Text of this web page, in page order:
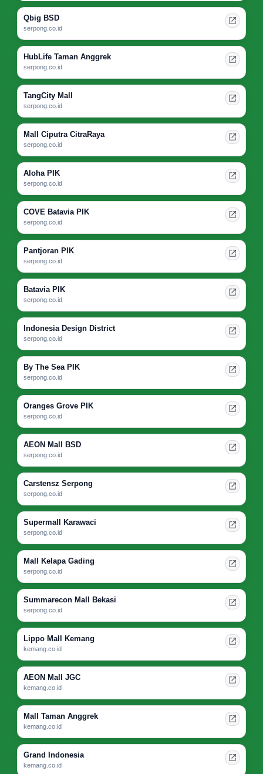
Qbig BSD
serpong.co.id
HubLife Taman Anggrek
serpong.co.id
TangCity Mall
serpong.co.id
Mall Ciputra CitraRaya
serpong.co.id
Aloha PIK
serpong.co.id
COVE Batavia PIK
serpong.co.id
Pantjoran PIK
serpong.co.id
Batavia PIK
serpong.co.id
Indonesia Design District
serpong.co.id
By The Sea PIK
serpong.co.id
Oranges Grove PIK
serpong.co.id
AEON Mall BSD
serpong.co.id
Carstensz Serpong
serpong.co.id
Supermall Karawaci
serpong.co.id
Mall Kelapa Gading
serpong.co.id
Summarecon Mall Bekasi
serpong.co.id
Lippo Mall Kemang
kemang.co.id
AEON Mall JGC
kemang.co.id
Mall Taman Anggrek
kemang.co.id
Grand Indonesia
kemang.co.id